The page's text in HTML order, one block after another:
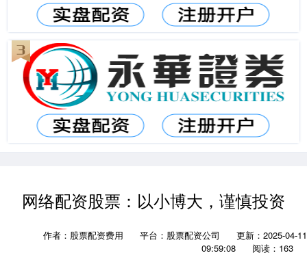
网络配资股票：以小博大，谨慎投资
作者：股票配资费用 平台：股票配资公司
更新：2025-04-11
09:59:08
阅读：163